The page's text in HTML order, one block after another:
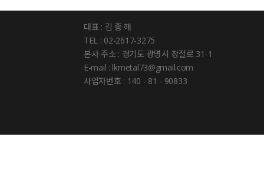
대표 : 김 종 해
TEL : 02-2617-3275
본사 주소 : 경기도 광명시 장절로 31-1
E-mail : lkmetal73@gmail.com
사업자번호 : 140 - 81 - 90833